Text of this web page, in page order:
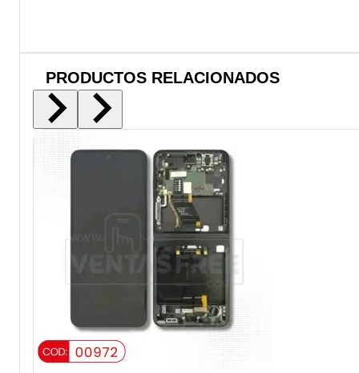
PRODUCTOS RELACIONADOS